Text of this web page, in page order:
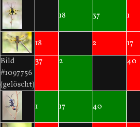
18
37 1
18 2 17
Bild
#1097756
(gelöscht)
37 2 40
1 17 40